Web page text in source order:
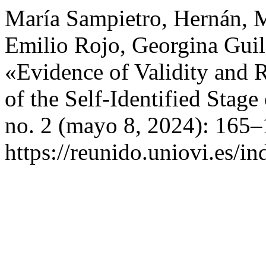
María Sampietro, Hernán,
Emilio Rojo, Georgina
«Evidence of Validity and
of the Self-Identified
no. 2 (mayo 8, 2024):
https://reunido.uniovi.es/